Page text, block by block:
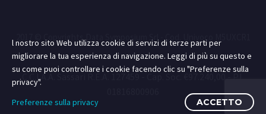
C.C.I.A.A. Sassari R.E.A. 127459 - Cap. Soc. €97.240,00 - P.I.
l nostro sito Web utilizza cookie di servizi di terze parti per
migliorare la tua esperienza di navigazione. Leggi di più su questo e
su come puoi controllare i cookie facendo clic su "Preferenze sulla
privacy".
Preferenze sulla privacy
ACCETTO